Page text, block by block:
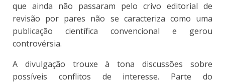
que ainda não passaram pelo crivo editorial de
revisão por pares não se caracteriza como uma
publicação científica convencional e gerou
controvérsia.
A divulgação trouxe à tona discussões sobre
possíveis conflitos de interesse. Parte do